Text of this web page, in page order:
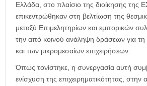
Ελλάδα, στο πλαίσιο της διοίκησης της
επικεντρώθηκαν στη βελτίωση της
μεταξύ Επιμελητηρίων και εμπορικών
την από κοινού ανάληψη δράσεων για τη
και των μικρομεσαίων επιχειρήσεων.
Όπως τονίστηκε, η συνεργασία αυτή
ενίσχυση της επιχειρηματικότητας, στην